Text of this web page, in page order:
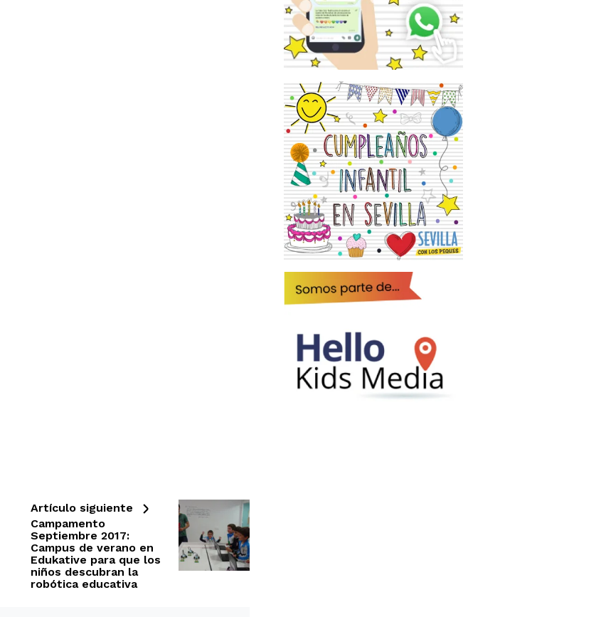
Artículo siguiente
Campamento
Septiembre 2017:
Campus de verano en
Edukative para que los
niños descubran la
robótica educativa